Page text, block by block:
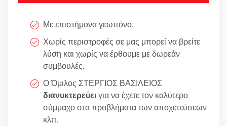
Με επιστήμονα γεωπόνο.
Χωρίς περιστροφές σε μας μπορεί να βρείτε
λύση και χωρίς να έρθουμε με δωρεάν
συμβουλές.
Ο Όμιλος ΣΤΕΡΓΙΟΣ ΒΑΣΙΛΕΙΟΣ
διανυκτερεύειγια να έχετε τον καλύτερο
σύμμαχο στα προβλήματα των αποχετεύσεων
κλπ.